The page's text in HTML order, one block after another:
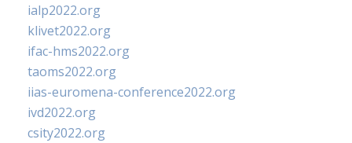
ialp2022.org
klivet2022.org
ifac-hms2022.org
taoms2022.org
iias-euromena-conference2022.org
ivd2022.org
csity2022.org